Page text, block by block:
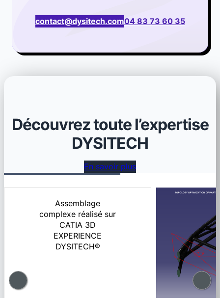
contact@dysitech.com04 83 73 60 35
Découvrez toute l’expertise
DYSITECH
En savoir plus
Assemblage
complexe réalisé sur
CATIA 3D
EXPERIENCE
DYSITECH®